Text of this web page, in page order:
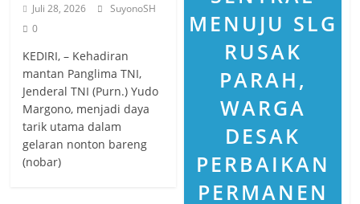
Juli 28, 2026
SuyonoSH
0
KEDIRI, – Kehadiran
mantan Panglima TNI,
Jenderal TNI (Purn.) Yudo
Margono, menjadi daya
tarik utama dalam
gelaran nonton bareng
(nobar)